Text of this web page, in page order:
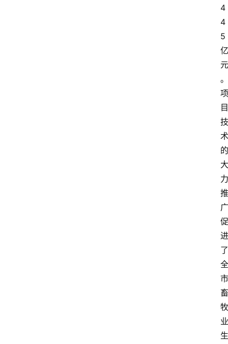
4
4
5
亿
元
。
项
目
技
术
的
大
力
推
广
促
进
了
全
市
畜
牧
业
生